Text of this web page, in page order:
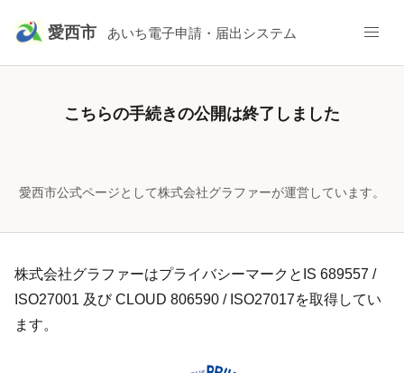
愛西市 あいち電子申請・届出システム
こちらの手続きの公開は終了しました
愛西市公式ページとして株式会社グラファーが運営しています。
株式会社グラファーはプライバシーマークとIS 689557 /
ISO27001 及び CLOUD 806590 / ISO27017を取得してい
ます。